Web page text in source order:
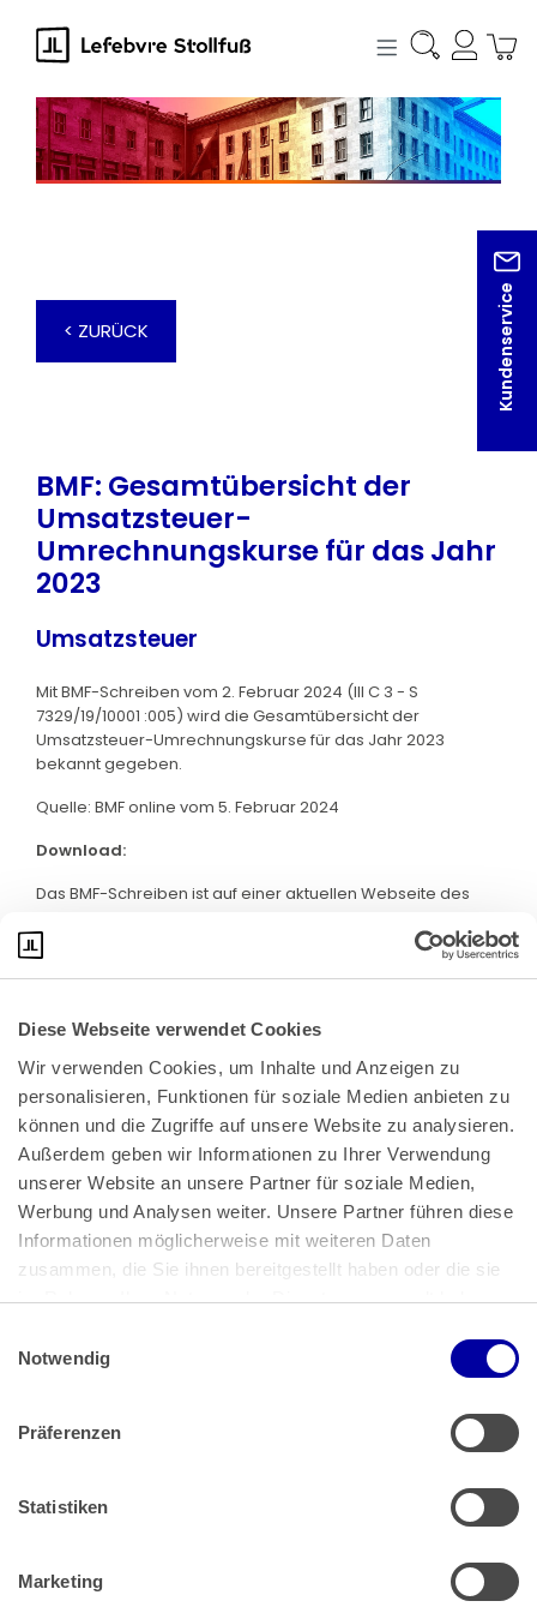
Diese Webseite verwendet Cookies
Wir verwenden Cookies, um Inhalte und Anzeigen zu
personalisieren, Funktionen für soziale Medien anbieten zu
können und die Zugriffe auf unsere Website zu analysieren.
Außerdem geben wir Informationen zu Ihrer Verwendung
unserer Website an unsere Partner für soziale Medien,
Werbung und Analysen weiter. Unsere Partner führen diese
Informationen möglicherweise mit weiteren Daten
zusammen, die Sie ihnen bereitgestellt haben oder die sie
im Rahmen Ihrer Nutzung der Dienste gesammelt haben.
Impressum
Notwendig
Präferenzen
Statistiken
Marketing
springen
Kundenservice
< ZURÜCK
BMF: Gesamtübersicht der
Umsatzsteuer-
Umrechnungskurse für das Jahr
2023
Umsatzsteuer
Mit BMF-Schreiben vom 2. Februar 2024 (III C 3 - S
7329/19/10001 :005) wird die Gesamtübersicht der
Umsatzsteuer-Umrechnungskurse für das Jahr 2023
bekannt gegeben.
Quelle: BMF online vom 5. Februar 2024
Download:
Das BMF-Schreiben ist auf einer aktuellen Webseite des
Bundeskanzlerplatz 2
53113 Bonn
Pressemitteilungen|AGB
Impressum|Datenschutz
Muster Widerrufsformular (PDF)
Barrierefreiheit